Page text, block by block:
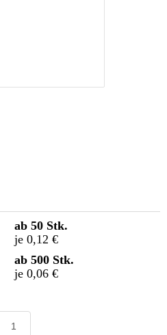
ab 50 Stk.
je 0,12 €
ab 500 Stk.
je 0,06 €